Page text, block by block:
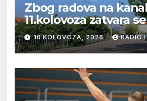
Zbog radova na
11.kolovoza zatvara
ulice Petra Barbarića
10 KOLOVOZA, 2026 RADIO